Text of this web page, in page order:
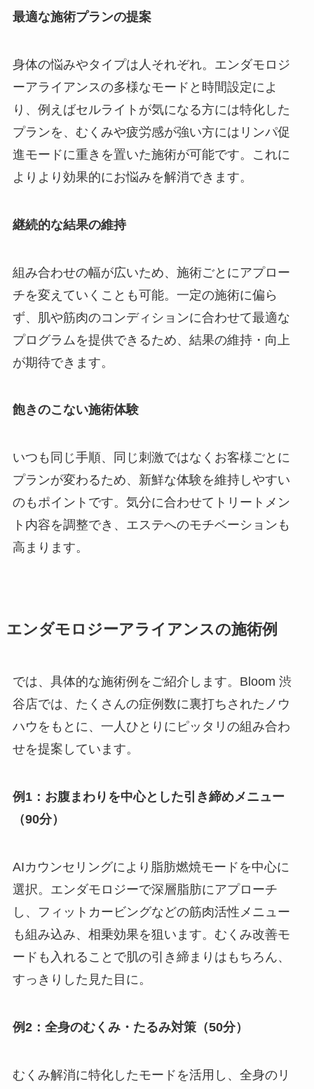
最適な施術プランの提案
身体の悩みやタイプは人それぞれ。エンダモロジ
ーアライアンスの多様なモードと時間設定によ
り、例えばセルライトが気になる方には特化した
プランを、むくみや疲労感が強い方にはリンパ促
進モードに重きを置いた施術が可能です。これに
よりより効果的にお悩みを解消できます。
継続的な結果の維持
組み合わせの幅が広いため、施術ごとにアプロー
チを変えていくことも可能。一定の施術に偏ら
ず、肌や筋肉のコンディションに合わせて最適な
プログラムを提供できるため、結果の維持・向上
が期待できます。
飽きのこない施術体験
いつも同じ手順、同じ刺激ではなくお客様ごとに
プランが変わるため、新鮮な体験を維持しやすい
のもポイントです。気分に合わせてトリートメン
ト内容を調整でき、エステへのモチベーションも
高まります。
エンダモロジーアライアンスの施術例
では、具体的な施術例をご紹介します。Bloom 渋
谷店では、たくさんの症例数に裏打ちされたノウ
ハウをもとに、一人ひとりにピッタリの組み合わ
せを提案しています。
例1：お腹まわりを中心とした引き締めメニュー
（90分）
AIカウンセリングにより脂肪燃焼モードを中心に
選択。エンダモロジーで深層脂肪にアプローチ
し、フィットカービングなどの筋肉活性メニュー
も組み込み、相乗効果を狙います。むくみ改善モ
ードも入れることで肌の引き締まりはもちろん、
すっきりした見た目に。
例2：全身のむくみ・たるみ対策（50分）
むくみ解消に特化したモードを活用し、全身のリ